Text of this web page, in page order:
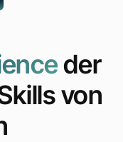
der
von